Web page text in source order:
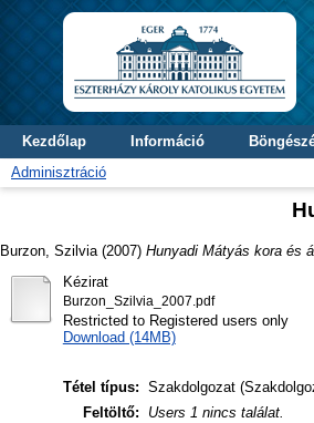
Kezdőlap Információ
Adminisztráció
Burzon, Szilvia (2007) Hunyadi Mátyás kora és
Kézirat
Burzon_Szilvia_2007.pdf
Restricted to Registered users only
Download (14MB)
Tétel típus: Szakdolgozat
Feltöltő:
Users 1 nincs találat.